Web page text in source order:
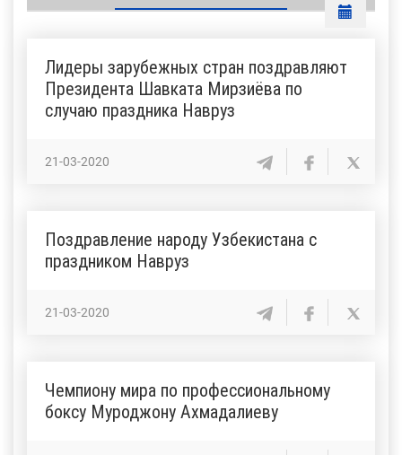
Лидеры зарубежных стран поздравляют
Президента Шавката Мирзиёва по
случаю праздника Навруз
21-03-2020
Поздравление народу Узбекистана с
праздником Навруз
21-03-2020
Чемпиону мира по профессиональному
боксу Муроджону Ахмадалиеву